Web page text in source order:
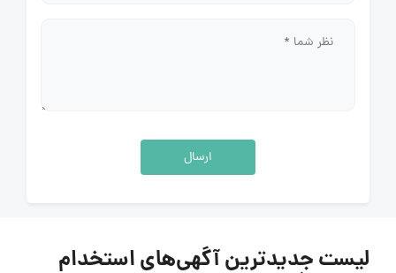
ارسال
لیست جدیدترین آگهی‌های استخدام